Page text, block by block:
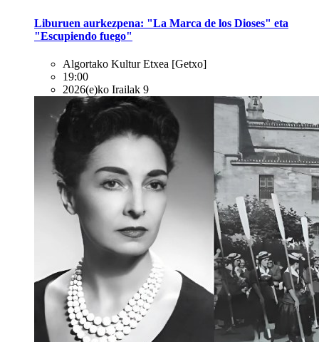
Liburuen aurkezpena: "La Marca de los Dioses" eta
"Escupiendo fuego"
Algortako Kultur Etxea [Getxo]
19:00
2026(e)ko Irailak 9